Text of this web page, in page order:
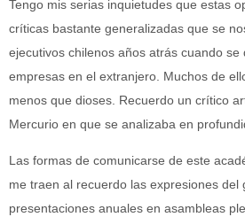
Tengo mis serias inquietudes que estas
críticas bastante generalizadas que se
ejecutivos chilenos años atrás cuando se
empresas en el extranjero. Muchos de
menos que dioses. Recuerdo un crítico
Mercurio en que se analizaba en
Las formas de comunicarse de este
me traen al recuerdo las expresiones del
presentaciones anuales en asambleas